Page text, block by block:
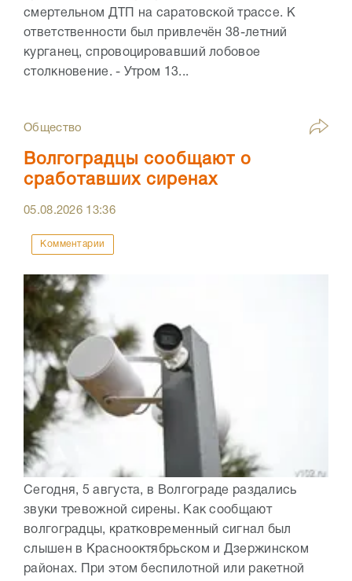
смертельном ДТП на саратовской трассе. К
ответственности был привлечён 38-летний
курганец, спровоцировавший лобовое
столкновение. - Утром 13...
Общество
Волгоградцы сообщают о
сработавших сиренах
05.08.2026 13:36
Комментарии
Сегодня, 5 августа, в Волгограде раздались
звуки тревожной сирены. Как сообщают
волгоградцы, кратковременный сигнал был
слышен в Краснооктябрьском и Дзержинском
районах. При этом беспилотной или ракетной